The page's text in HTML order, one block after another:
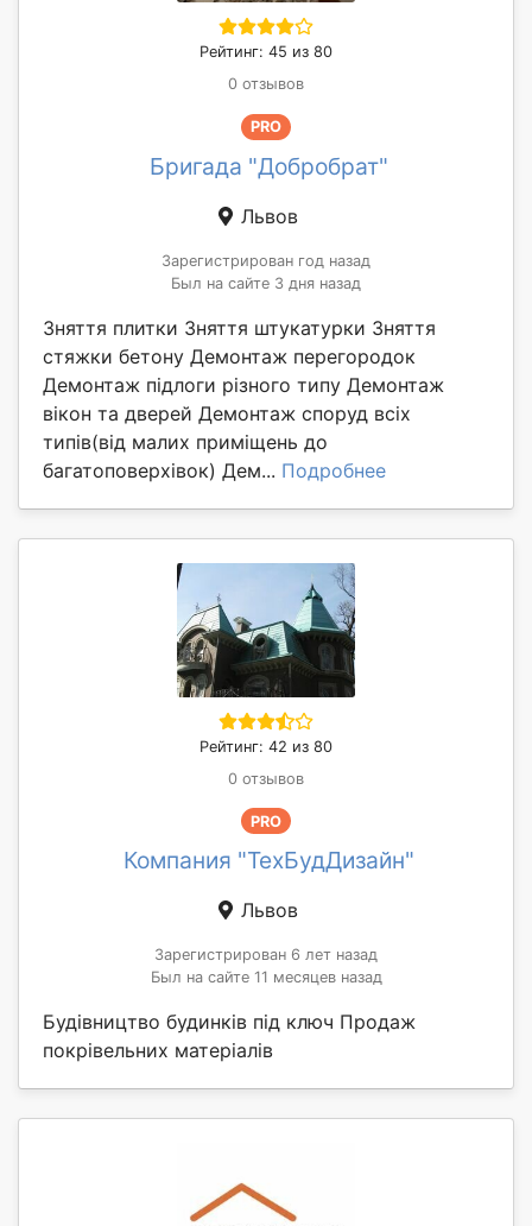
Рейтинг: 45 из 80
0 отзывов
PRO
Бригада "Добробрат"
Львов
Зарегистрирован год назад
Был на сайте 3 дня назад
Зняття плитки Зняття штукатурки Зняття
стяжки бетону Демонтаж перегородок
Демонтаж підлоги різного типу Демонтаж
вікон та дверей Демонтаж споруд всіх
типів(від малих приміщень до
багатоповерхівок) Дем... Подробнее
Рейтинг: 42 из 80
0 отзывов
PRO
Компания "ТехБудДизайн"
Львов
Зарегистрирован 6 лет назад
Был на сайте 11 месяцев назад
Будівництво будинків під ключ Продаж
покрівельних матеріалів